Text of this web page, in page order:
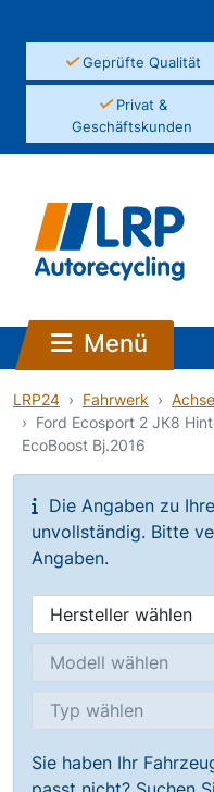
✓Geprüfte Qualität
✓Privat &
Geschäftskunden
Menü
LRP24 Fahrwerk
Ford Ecosport 2 JK8
EcoBoost Bj.2016
Die Angaben zu
unvollständig. Bitte
Angaben.
Sie haben Ihr